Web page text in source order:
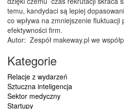
temu, kandydaci są lepiej
co wpływa na zmniejszenie
efektywności firm.
Autor: Zespół makeway.pl we
Kategorie
Relacje z wydarzeń
Sztuczna inteligencja
Sektor medyczny
Startupy